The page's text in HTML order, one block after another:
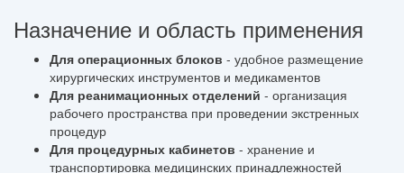
Назначение и область применения
Для операционных блоков - удобное размещение
хирургических инструментов и медикаментов
Для реанимационных отделений - организация
рабочего пространства при проведении экстренных
процедур
Для процедурных кабинетов - хранение и
транспортировка медицинских принадлежностей